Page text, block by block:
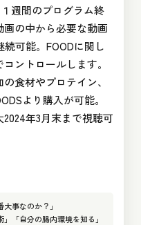
週間のプログラム終
の中から必要な動画
可能。FOODに関し
ントロールします。
食材やプロテイン、
より購入が可能。
年3月末まで視聴可
大事なのか？」
「自分の腸内環境を知る」